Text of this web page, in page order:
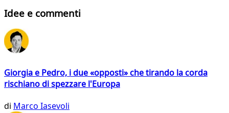
Idee e commenti
Giorgia e Pedro, i due «opposti» che tirando la corda
rischiano di spezzare l'Europa
di Marco Iasevoli